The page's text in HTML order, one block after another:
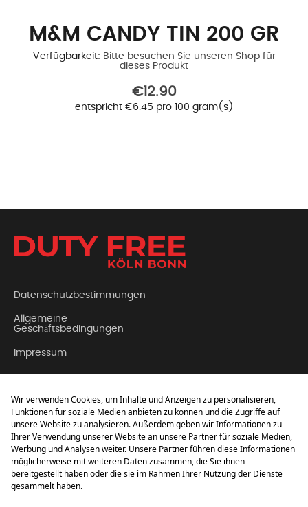
M&M CANDY TIN 200 GR
Verfügbarkeit: Bitte besuchen Sie unseren Shop für
dieses Produkt
€12.90
entspricht €6.45 pro 100 gram(s)
Datenschutzbestimmungen
Allgemeine
Geschäftsbedingungen
Impressum
Über Uns
FAQ (Häufig gestellte
Fragen)